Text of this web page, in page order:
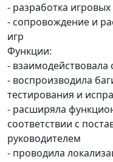
- разработка
- сопровождение и
игр
Функции:
- взаимодействовала
- воспроизводила
тестирования и
- расширяла
соответствии с
руководителем
- проводила